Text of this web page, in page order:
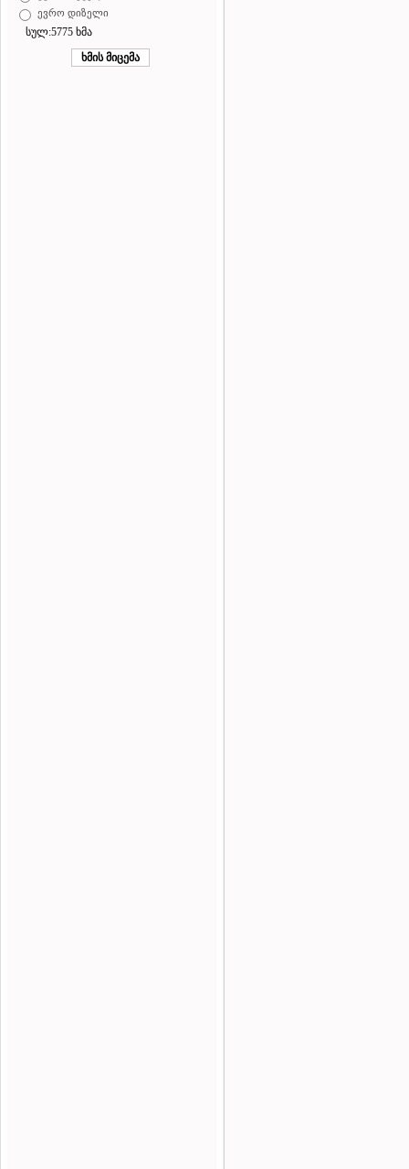
ევრო დიზელი
სულ:5775 ხმა